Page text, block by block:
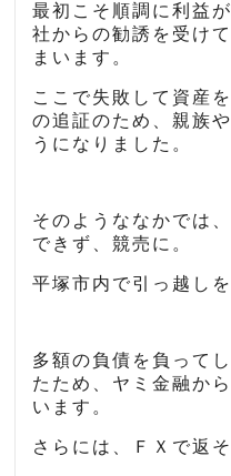
最初こそ順調に利益
社からの勧誘を受け
まいます。
ここで失敗して資産
の追証のため、親族
うになりました。
そのようななかでは
できず、競売に。
平塚市内で引っ越しを
多額の負債を負って
たため、ヤミ金融か
います。
さらには、ＦＸで返